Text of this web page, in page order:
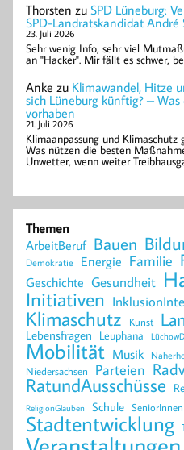
Thorsten zu SPD Lüneburg:
SPD-Landratskandidat André
23. Juli 2026
Sehr wenig Info, sehr viel
an "Hacker". Mir fällt es schwer,
Anke zu Klimawandel, Hitze
sich Lüneburg künftig? –
vorhaben
21. Juli 2026
Klimaanpassung und
Was nützen die besten
Unwetter, wenn weiter
Themen
ArbeitBeruf Bauen
Demokratie Energie Familie
Geschichte Gesundheit
Initiativen
Klimaschutz Kunst
Lebensfragen Leuphana
Mobilität Musik
Niedersachsen Parteien
RatundAusschüsse
ReligionGlauben Schule SeniorInnen
Stadtentwicklung